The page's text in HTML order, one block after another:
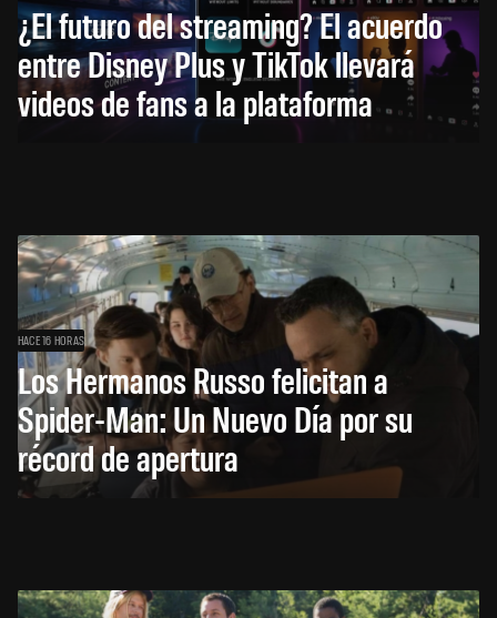
¿El futuro del streaming? El acuerdo
entre Disney Plus y TikTok llevará
videos de fans a la plataforma
HACE 16 HORAS
Los Hermanos Russo felicitan a
Spider-Man: Un Nuevo Día por su
récord de apertura